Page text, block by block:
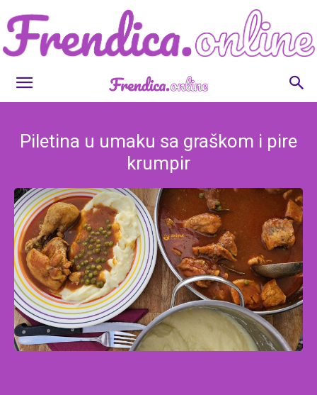
Frendica.online
Piletina u umaku sa graškom i pire
krumpir